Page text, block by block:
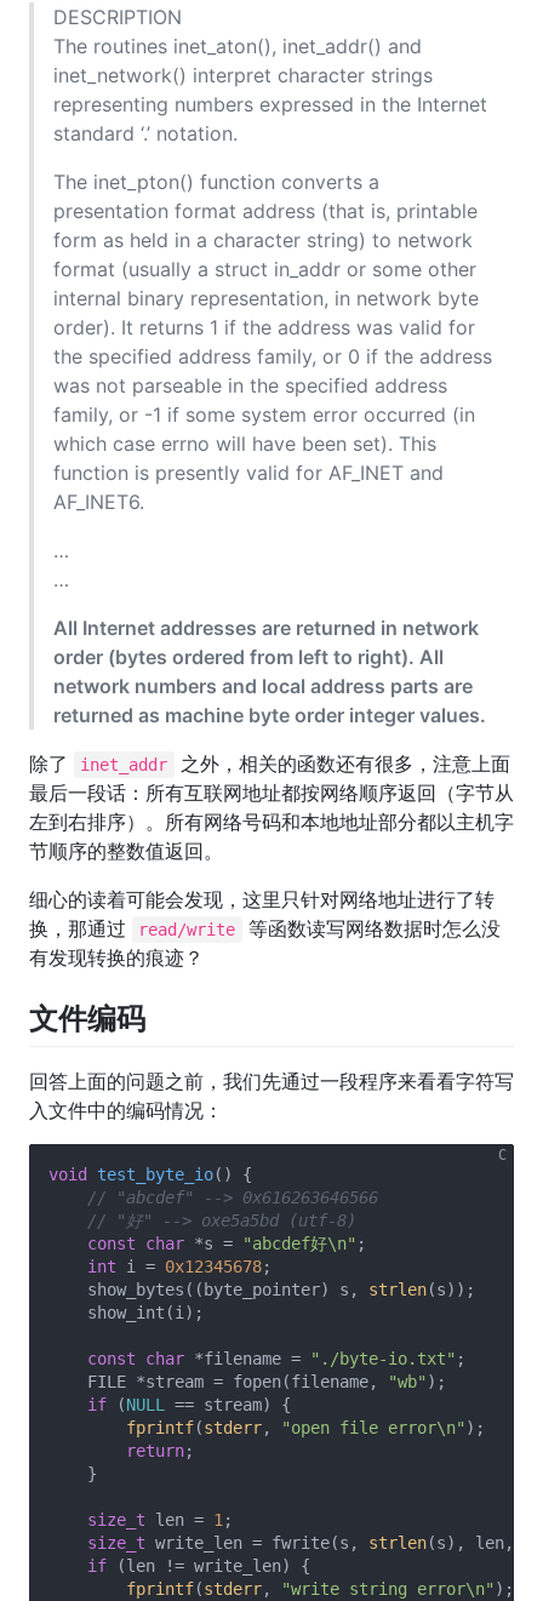
DESCRIPTION
The routines inet_aton(), inet_addr() and
inet_network() interpret character strings
representing numbers expressed in the Internet
standard ‘.’ notation.
The inet_pton() function converts a
presentation format address (that is, printable
form as held in a character string) to network
format (usually a struct in_addr or some other
internal binary representation, in network byte
order). It returns 1 if the address was valid for
the specified address family, or 0 if the address
was not parseable in the specified address
family, or -1 if some system error occurred (in
which case errno will have been set). This
function is presently valid for AF_INET and
AF_INET6.
…
…
All Internet addresses are returned in network
order (bytes ordered from left to right). All
network numbers and local address parts are
returned as machine byte order integer values.
除了
inet_addr
之外，相关的函数还有很多，注意上面
最后一段话：所有互联网地址都按网络顺序返回（字节从
左到右排序）。所有网络号码和本地地址部分都以主机字
节顺序的整数值返回。
细心的读着可能会发现，这里只针对网络地址进行了转
换，那通过
read/write
等函数读写网络数据时怎么没
有发现转换的痕迹？
文件编码
回答上面的问题之前，我们先通过一段程序来看看字符写
入文件中的编码情况：
void test_byte_io()
{
// "abcdef" --> 0x616263646566
// "好" --> oxe5a5bd (utf-8)
const
char *s = "abcdef好\n" ;
int i = 0x12345678;
    show_bytes((byte_pointer) s,
strlen(s));
    show_int(i);
const char *filename = "./byte-io.txt" ;
    FILE *stream = fopen(filename,
"wb" );
if (NULL == stream) {
fprintf(stderr, "open file error\n" );
return;
    }
size_t len = 1;
size_t write_len = fwrite(s, strlen(s), len,
if (len != write_len) {
fprintf(stderr, "write string error\n" );